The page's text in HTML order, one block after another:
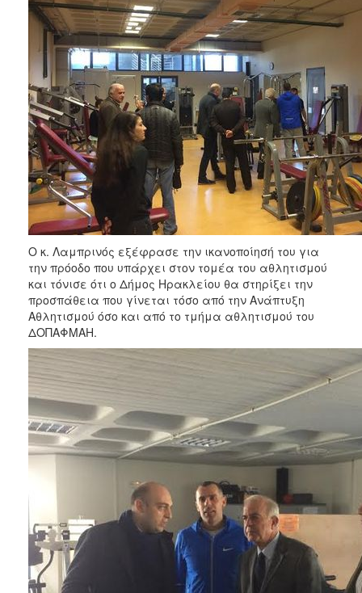
Ο κ. Λαμπρινός εξέφρασε την ικανοποίησή του για
την πρόοδο που υπάρχει στον τομέα του αθλητισμού
και τόνισε ότι ο Δήμος Ηρακλείου θα στηρίξει την
προσπάθεια που γίνεται τόσο από την Ανάπτυξη
Αθλητισμού όσο και από το τμήμα αθλητισμού του
ΔΟΠΑΦΜΑΗ.